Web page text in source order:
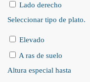
Lado derecho
Seleccionar tipo de plato.
Elevado
A ras de suelo
Altura especial hasta